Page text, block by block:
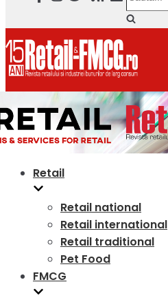
Retail
Retail national
Retail international
Retail traditional
Pet Food
FMCG